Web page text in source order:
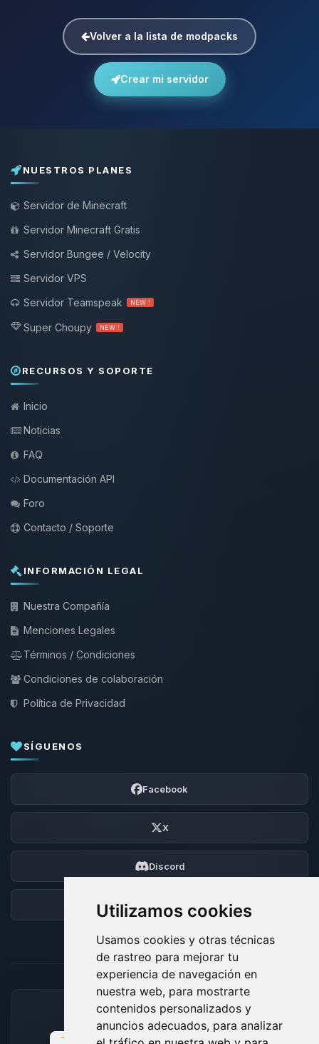
Utilizamos cookies
Usamos cookies y otras técnicas
de rastreo para mejorar tu
experiencia de navegación en
nuestra web, para mostrarte
contenidos personalizados y
anuncios adecuados, para analizar
Volver a la lista de modpacks
Crear mi servidor
NUESTROS PLANES
Servidor de Minecraft
Servidor Minecraft Gratis
Servidor Bungee / Velocity
Servidor VPS
Servidor Teamspeak
NEW !
Super Choupy NEW !
RECURSOS Y SOPORTE
Inicio
Noticias
FAQ
Documentación API
Foro
Contacto / Soporte
INFORMACIÓN LEGAL
Nuestra Compañía
Menciones Legales
Términos / Condiciones
Condiciones de colaboración
Política de Privacidad
SÍGUENOS
Facebook
X
Discord
Foro
MÉTODOS DE PAGO ACEPTADOS